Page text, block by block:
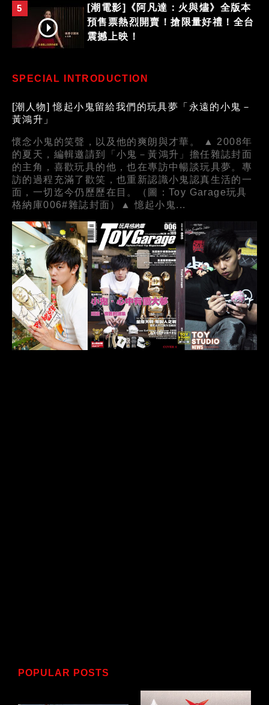
5
[潮電影]《阿凡達：火與燼》全版本
預售票熱烈開賣！搶限量好禮！全台
震撼上映！
SPECIAL INTRODUCTION
[潮人物] 憶起小鬼留給我們的玩具夢「永遠的小鬼－
黃鴻升」
懷念小鬼的笑聲，以及他的爽朗與才華。 ▲ 2008年
的夏天，編輯邀請到「小鬼－黃鴻升」擔任雜誌封面
的主角，喜歡玩具的他，也在專訪中暢談玩具夢。專
訪的過程充滿了歡笑，也重新認識小鬼認真生活的一
面，一切迄今仍歷歷在目。（圖：Toy Garage玩具
格納庫006#雜誌封面）▲ 憶起小鬼...
POPULAR POSTS